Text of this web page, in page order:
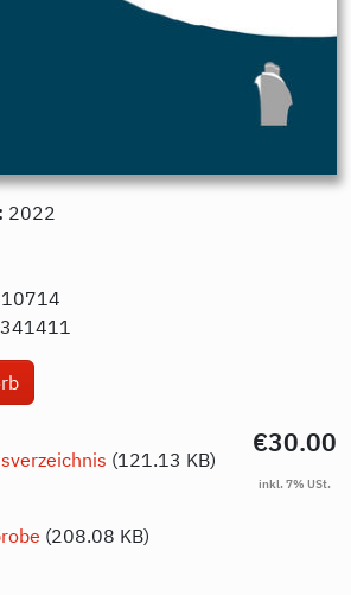
2022
€30.00
(121.13 KB)
(208.08 KB)